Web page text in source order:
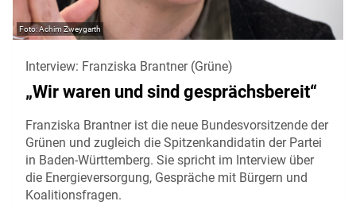
Achim Zweygarth
Interview: Franziska Brantner (Grüne)
„Wir waren und sind gesprächsbereit“
Franziska Brantner ist die neue Bundesvorsitzende der
Grünen und zugleich die Spitzenkandidatin der Partei
in Baden-Württemberg. Sie spricht im Interview über
die Energieversorgung, Gespräche mit Bürgern und
Koalitionsfragen.